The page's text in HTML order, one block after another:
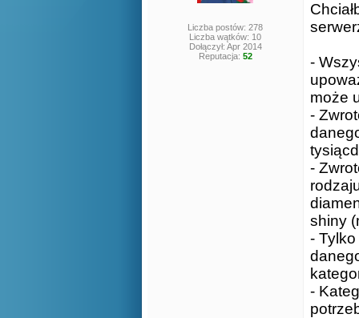
Liczba postów: 278
Liczba wątków: 10
Dołączył: Apr 2014
Reputacja: 52
-
może
-
-
shiny
-
-